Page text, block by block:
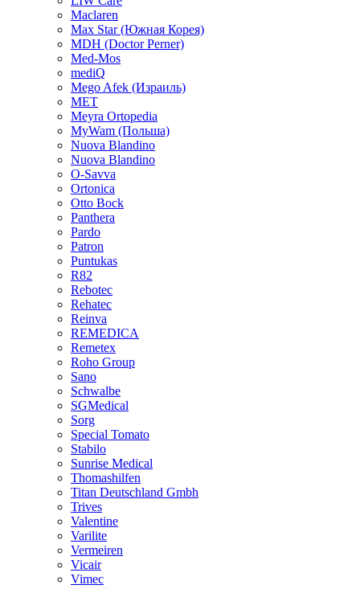
Maclaren
Max Star (Южная Корея)
MDH (Doctor Perner)
Med-Mos
mediQ
Mego Afek (Израиль)
MET
Meyra Ortopedia
MyWam (Польша)
Nuova Blandino
Nuova Blandino
O-Savva
Ortonica
Otto Bock
Panthera
Pardo
Patron
Puntukas
R82
Rebotec
Rehatec
Reinva
REMEDICA
Remetex
Roho Group
Sano
Schwalbe
SGMedical
Sorg
Special Tomato
Stabilo
Sunrise Medical
Thomashilfen
Titan Deutschland Gmbh
Trives
Valentine
Varilite
Vermeiren
Vicair
Vimec